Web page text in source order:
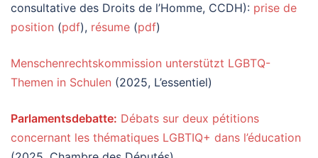
consultative des Droits de l’Homme, CCDH): prise de
position (pdf), résume (pdf)
Menschenrechtskommission unterstützt LGBTQ-
Themen in Schulen (2025, L’essentiel)
Parlamentsdebatte: Débats sur deux pétitions
concernant les thématiques LGBTIQ+ dans l’éducation